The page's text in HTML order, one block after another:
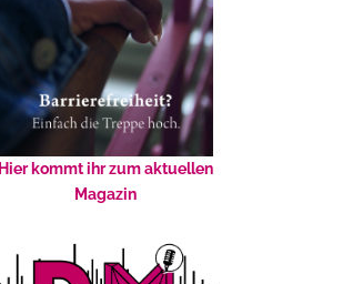
Hier kommt ihr zum aktuellen
Magazin